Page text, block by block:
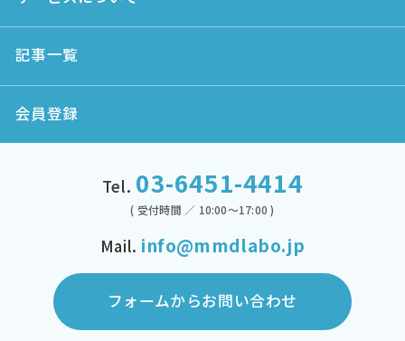
記事一覧
会員登録
Tel. 03-6451-4414
( 受付時間 ／ 10:00～17:00 )
Mail. info@mmdlabo.jp
フォームからお問い合わせ